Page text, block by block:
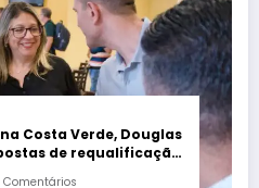
Costa Verde, Douglas
de requalificação
Comentários